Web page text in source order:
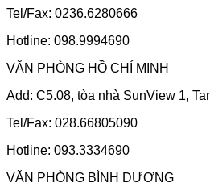
Tel/Fax: 0236.6280666
Hotline: 098.9994690
VĂN PHÒNG HỒ CHÍ MINH
Add: C5.08, tòa nhà SunView 1,
Tel/Fax: 028.66805090
Hotline: 093.3334690
VĂN PHÒNG BÌNH DƯƠNG